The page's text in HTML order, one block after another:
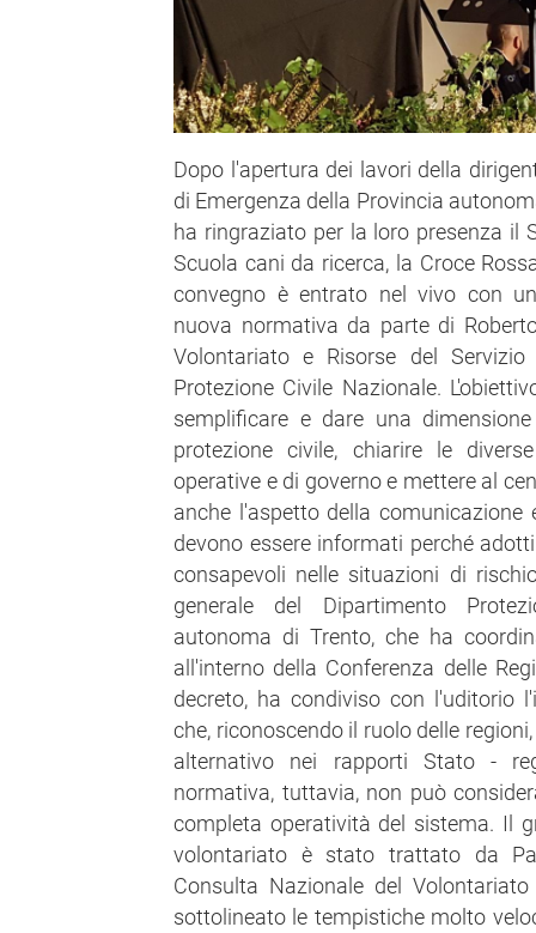
Dopo l'apertura dei lavori della
di Emergenza della Provincia
ha ringraziato per la loro presenza il
Scuola cani da ricerca, la Croce
convegno è entrato nel vivo con
nuova normativa da parte di
Volontariato e Risorse del
Protezione Civile Nazionale.
semplificare e dare una
protezione civile, chiarire le
operative e di governo e mettere al
anche l'aspetto della
devono essere informati perché
consapevoli nelle situazioni di
generale del Dipartimento
autonoma di Trento, che ha
all'interno della Conferenza delle
decreto, ha condiviso con l'uditorio
che, riconoscendo il ruolo delle
alternativo nei rapporti Stato -
normativa, tuttavia, non può
completa operatività del sistema. Il
volontariato è stato trattato da
Consulta Nazionale del
sottolineato le tempistiche molto